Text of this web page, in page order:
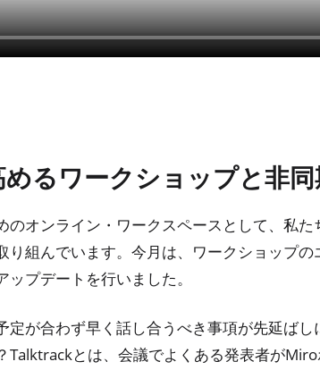
るワークショップと非
のオンライン・ワークスペースとして、私
り組んでいます。今月は、ワークショップ
プデートを行いました。
定が合わず早く話し合うべき事項が先延ば
Talktrackとは、会議でよくある発表者が